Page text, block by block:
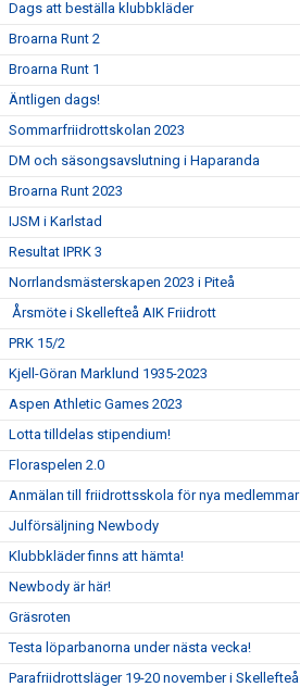
Dags att beställa klubbkläder
Broarna Runt 2
Broarna Runt 1
Äntligen dags!
Sommarfriidrottskolan 2023
DM och säsongsavslutning i Haparanda
Broarna Runt 2023
IJSM i Karlstad
Resultat IPRK 3
Norrlandsmästerskapen 2023 i Piteå
Årsmöte i Skellefteå AIK Friidrott
PRK 15/2
Kjell-Göran Marklund 1935-2023
Aspen Athletic Games 2023
Lotta tilldelas stipendium!
Floraspelen 2.0
Anmälan till friidrottsskola för nya medlemmar
Julförsäljning Newbody
Klubbkläder finns att hämta!
Newbody är här!
Gräsroten
Testa löparbanorna under nästa vecka!
Parafriidrottsläger 19-20 november i Skellefteå